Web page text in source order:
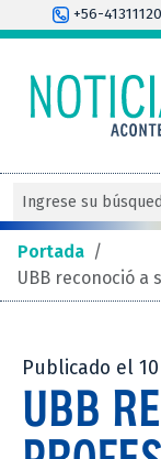
+56-
Portada /
UBB reconoció
Publicado el
UBB